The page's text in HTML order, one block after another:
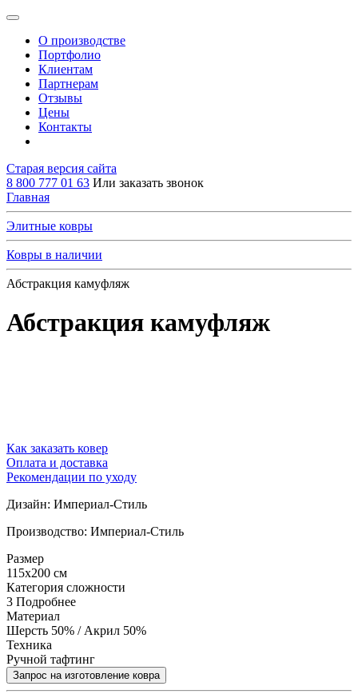
О производстве
Портфолио
Клиентам
Партнерам
Отзывы
Цены
Контакты
Старая версия сайта
8 800 777 01 63 Или заказать звонок
Главная
Элитные ковры
Ковры в наличии
Абстракция камуфляж
Абстракция камуфляж
Как заказать ковер
Оплата и доставка
Рекомендации по уходу
Дизайн: Империал-Стиль
Производство: Империал-Стиль
Размер
115x200 см
Категория сложности
3 Подробнее
Материал
Шерсть 50% / Акрил 50%
Техника
Ручной тафтинг